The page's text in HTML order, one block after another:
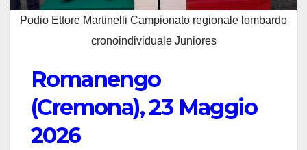
Podio Ettore Martinelli Campionato regionale lombardo
cronoindividuale Juniores
Romanengo
(Cremona), 23 Maggio
2026